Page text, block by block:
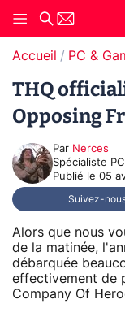
Accueil PC &
THQ
Opposing
Par Nerces
Spécialiste
Publié le 05
Suivez-
Alors que nous
de la matinée,
débarquée
effectivement de
Company Of